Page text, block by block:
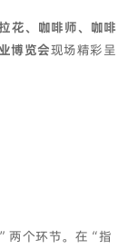
花、咖啡师、咖啡
博览会现场精彩呈
两个环节。在“指